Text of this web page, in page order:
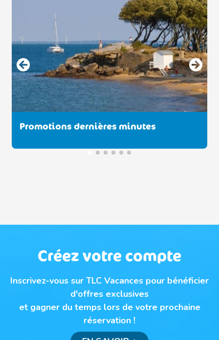
Découvrez nos offres "Longs Séjours"
Créez votre compte
Inscrivez-vous sur TLC Vacances pour bénéficier
d'offres exclusives
et gagner du temps lors de votre prochaine
réservation !